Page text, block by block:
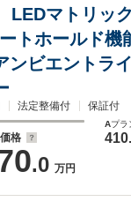
マトリッ
トホールド
ンビエントラ
法定整備付 保証付
格
.0 万円
Aプラ